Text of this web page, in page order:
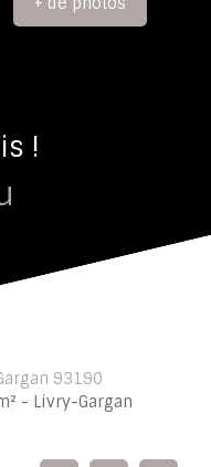
!
93190
- Livry-Gargan